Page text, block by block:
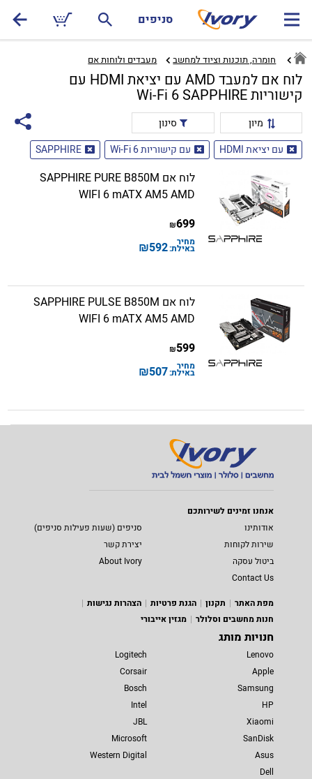
סניפים
חומרה, תוכנות וציוד למחשב מעבדים ולוחות אם‏
לוח אם למעבד AMD עם יציאת HDMI עם
קישוריות Wi-Fi 6 SAPPHIRE
מיון
סינון
עם יציאת HDMI
עם קישוריות Wi-Fi 6 SAPPHIRE
לוח אם SAPPHIRE PURE B850M
WIFI 6 mATX AM5 AMD
699
₪
מחיר
באילת:592
₪
לוח אם SAPPHIRE PULSE B850M
WIFI 6 mATX AM5 AMD
599
₪
מחיר
באילת:507
₪
אנחנו זמינים לשירותכם
אודותינו
סניפים (שעות פעילות סניפים)
שירות לקוחות
יצירת קשר
ביטול עסקה
About Ivory
Contact Us
מפת האתר
תקנון הגנת פרטיות
הצהרות נגישות
חנות מחשבים וסלולר
מגזין אייבורי
חנויות מותג
Lenovo
Apple
Samsung
HP
Xiaomi
SanDisk
Asus
Dell
Logitech
Corsair
Bosch
Intel
JBL
Microsoft
Western Digital